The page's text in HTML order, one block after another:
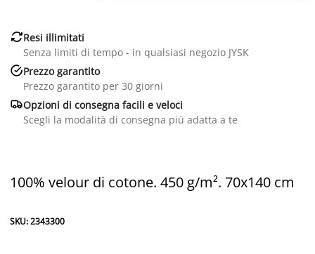
Resi illimitati
Senza limiti di tempo - in qualsiasi negozio JYSK
Prezzo garantito
Prezzo garantito per 30 giorni
Opzioni di consegna facili e veloci
Scegli la modalità di consegna più adatta a te
100% velour di cotone. 450 g/m². 70x140 cm
SKU: 2343300